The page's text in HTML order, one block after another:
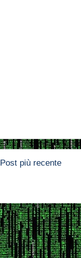
Post più recente